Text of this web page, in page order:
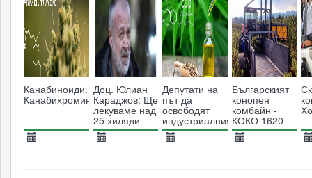
Канабиноиди:
Канабихромин
Доц. Юлиан
Караджов: Ще
лекуваме над
25 хиляди
тежко болни
Депутати на
път да
освободят
индустриалния
коноп в
България
Българският
конопен
комбайн -
КОКО 1620